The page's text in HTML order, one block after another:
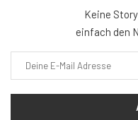
Keine
einfach den